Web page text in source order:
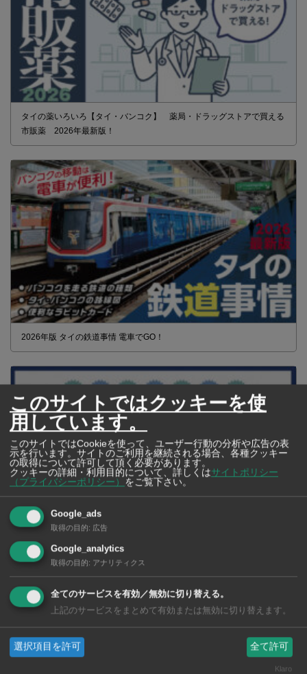
タイの薬いろいろ【タイ・バンコク】 薬局・ドラッグストアで買える
市販薬 2026年最新版！
2026年版 タイの鉄道事情 電車でGO！
【タイ・バンコク】 マルシェトンロー内の「TOPS」で買える薬
2026年版
【タイ・バンコ
ブンイレブン）で買
える薬 2026年版
このサイトではクッキーを使
用しています。
このサイトではCookieを使って、ユーザー行動の分析や広告の表
示を行います。サイトのご利用を継続される場合、各種クッキー
の取得について許可して頂く必要があります。
クッキーの詳細・利用目的について、詳しくはサイトポリシー
（プライバシーポリシー）
をご覧下さい。
Google_ads
取得の目的: 広告
Google_analytics
取得の目的: アナリティクス
全てのサービスを有効／無効に切り替える。
上記のサービスをまとめて有効または無効に切り替えます。
選択項目を許可 全て許可
Klaro